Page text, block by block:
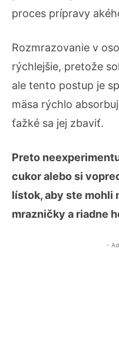
proces prípravy
Rozmrazovanie v
rýchlejšie, pretože
ale tento postup je
mäsa rýchlo
ťažké sa jej zbaviť.
Preto
cukor alebo si
lístok, aby ste mohli
mrazničky a riadne
-